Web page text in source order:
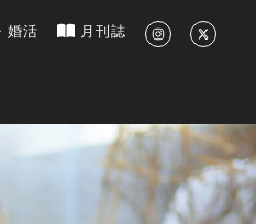
、洗練されたライフスタイル情報
婚活 月刊誌